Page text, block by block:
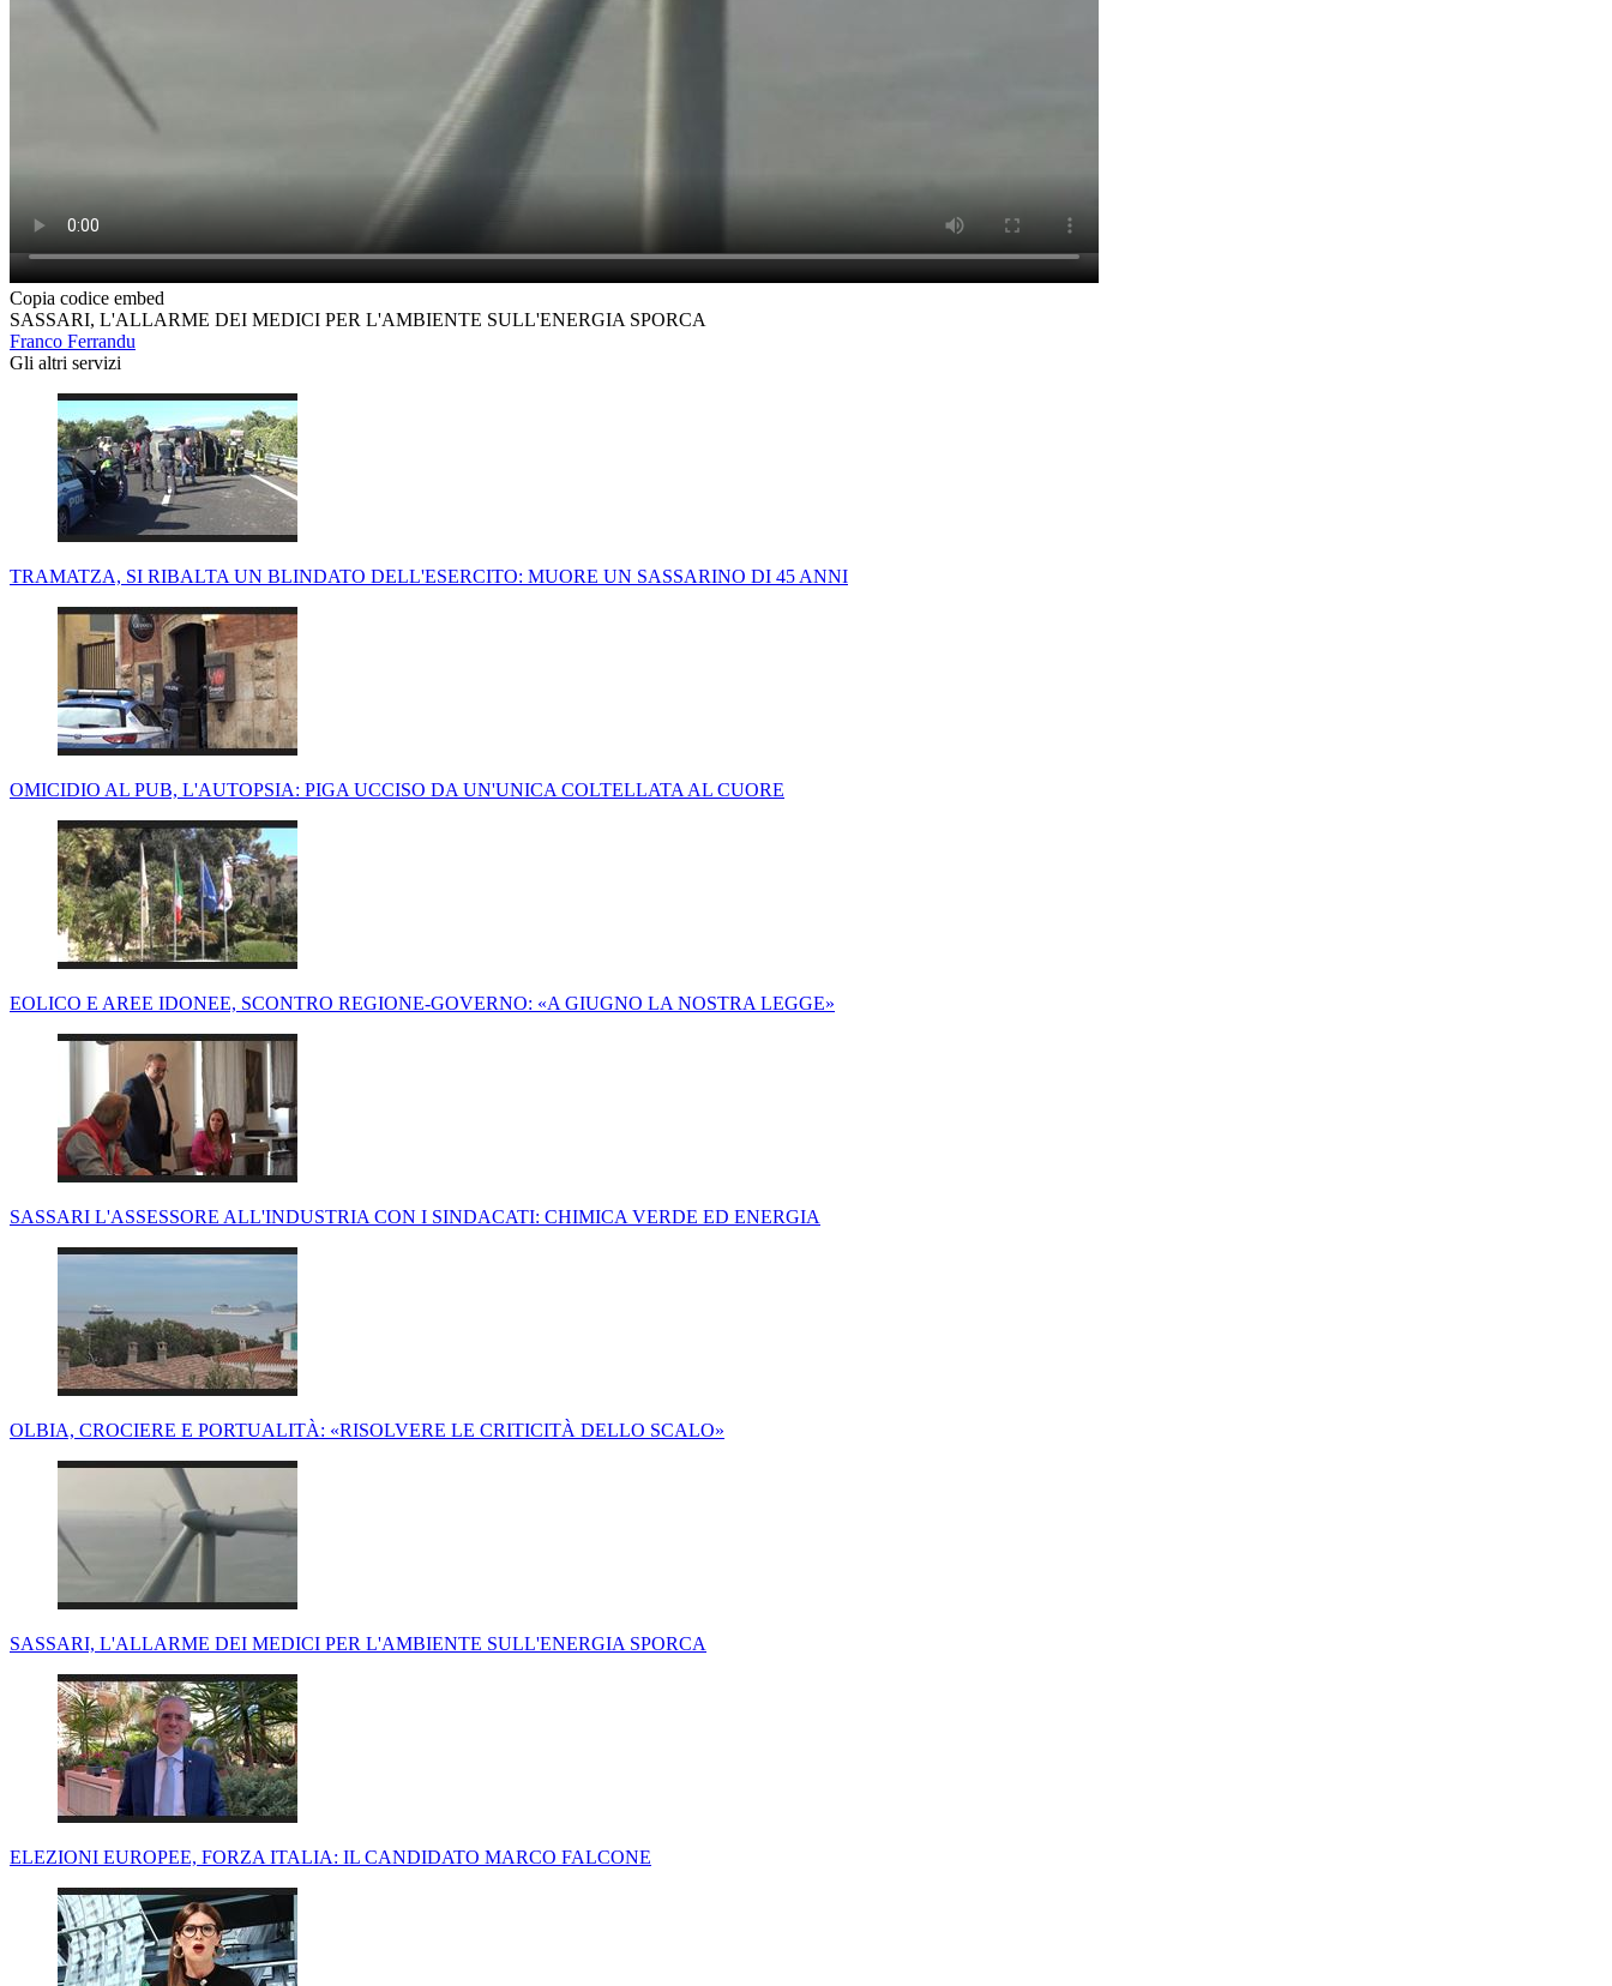
Copia codice embed
SASSARI, L'ALLARME DEI MEDICI PER L'AMBIENTE SULL'ENERGIA SPORCA
Franco Ferrandu
Gli altri servizi
TRAMATZA, SI RIBALTA UN BLINDATO DELL'ESERCITO: MUORE UN SASSARINO DI 45 ANNI
OMICIDIO AL PUB, L'AUTOPSIA: PIGA UCCISO DA UN'UNICA COLTELLATA AL CUORE
EOLICO E AREE IDONEE, SCONTRO REGIONE-GOVERNO: «A GIUGNO LA NOSTRA LEGGE»
SASSARI L'ASSESSORE ALL'INDUSTRIA CON I SINDACATI: CHIMICA VERDE ED ENERGIA
OLBIA, CROCIERE E PORTUALITÀ: «RISOLVERE LE CRITICITÀ DELLO SCALO»
SASSARI, L'ALLARME DEI MEDICI PER L'AMBIENTE SULL'ENERGIA SPORCA
ELEZIONI EUROPEE, FORZA ITALIA: IL CANDIDATO MARCO FALCONE